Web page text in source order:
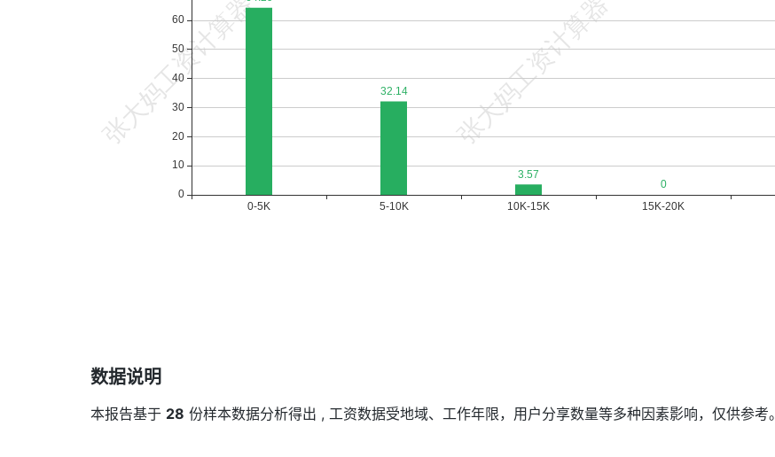
数据说明
本报告基于 28 份样本数据分析得出 , 工资数据受地域、工作年限，用户分享数量等多种因素影响，仅供参考。